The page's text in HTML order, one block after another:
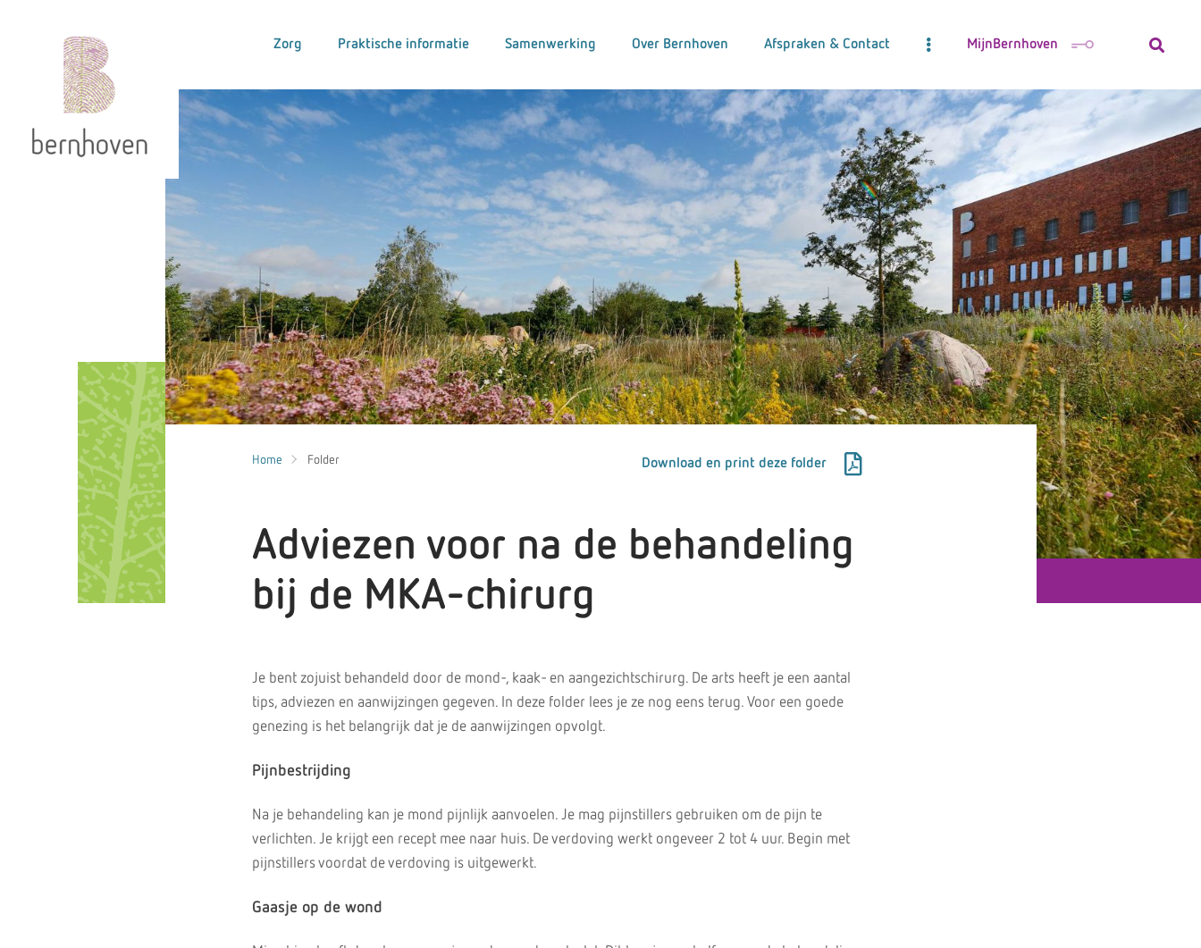
Zorg Praktische informatie Samenwerking Over Bernhoven Afspraken & Contact MijnBernhoven
Home Folder Download en print deze folder
Adviezen voor na de behandeling
bij de MKA-chirurg
Je bent zojuist behandeld door de mond-, kaak- en aangezichtschirurg. De arts heeft je een aantal
tips, adviezen en aanwijzingen gegeven. In deze folder lees je ze nog eens terug. Voor een goede
genezing is het belangrijk dat je de aanwijzingen opvolgt.
Pijnbestrijding
Na je behandeling kan je mond pijnlijk aanvoelen. Je mag pijnstillers gebruiken om de pijn te
verlichten. Je krijgt een recept mee naar huis. De verdoving werkt ongeveer 2 tot 4 uur. Begin met
pijnstillers voordat de verdoving is uitgewerkt.
Gaasje op de wond